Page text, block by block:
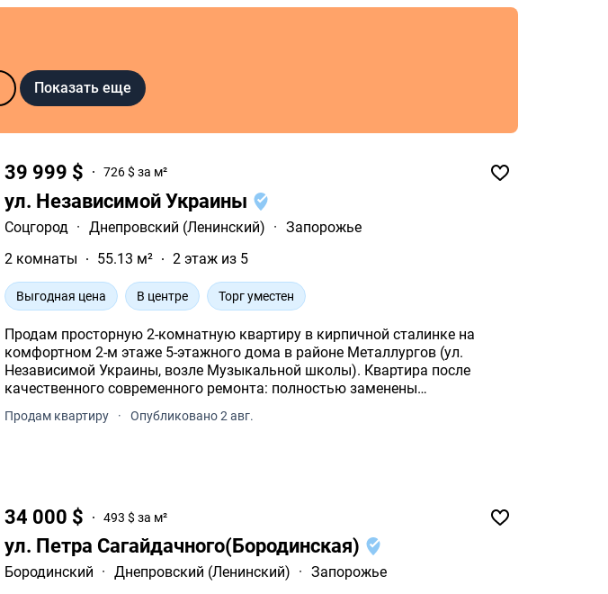
Показать еще
39 999 $ 726 $ за м²
ул. Независимой Украины
Соцгород · Днепровский (Ленинский) · Запорожье
2 комнаты
55.13 м² 2 этаж из 5
Выгодная цена В центре Торг уместен
Продам просторную 2-комнатную квартиру в кирпичной сталинке на
комфортном 2-м этаже 5-этажного дома в районе Металлургов (ул.
Независимой Украины, возле Музыкальной школы). Квартира после
качественного современного ремонта: полностью заменены
электропроводка и все коммуникации.
Продам квартиру · Опубликовано 2 авг.
34 000 $ 493 $ за м²
ул. Петра Сагайдачного(Бородинская)
Бородинский · Днепровский (Ленинский) · Запорожье